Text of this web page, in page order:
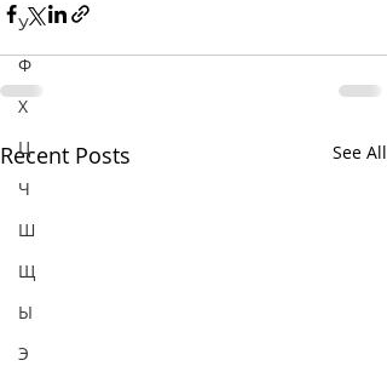
У
Ф
Х
Ц
Ч
Ш
Щ
Ы
Э
Recent Posts See All